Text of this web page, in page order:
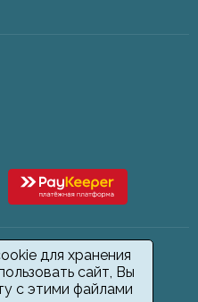
для хранения
сайт, Вы
с этими файлами